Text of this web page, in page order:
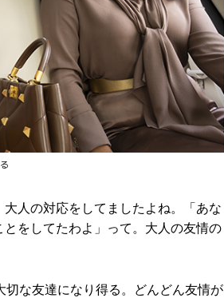
大人の対応をしてましたよね。「あな
をしてたわよ」って。大人の友情の
な友達になり得る。どんどん友情が